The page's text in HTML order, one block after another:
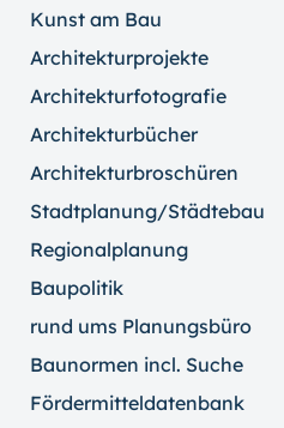
Kunst am Bau
Architekturprojekte
Architekturfotografie
Architekturbücher
Architekturbroschüren
Stadtplanung/Städtebau
Regionalplanung
Baupolitik
rund ums Planungsbüro
Baunormen incl. Suche
Fördermitteldatenbank